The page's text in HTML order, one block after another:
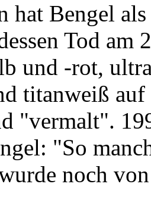
hat Bengel
Tod am
und -rot,
titanweiß
"vermalt".
"So
noch